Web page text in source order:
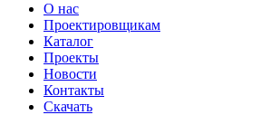
О нас
Проектировщикам
Каталог
Проекты
Новости
Контакты
Скачать